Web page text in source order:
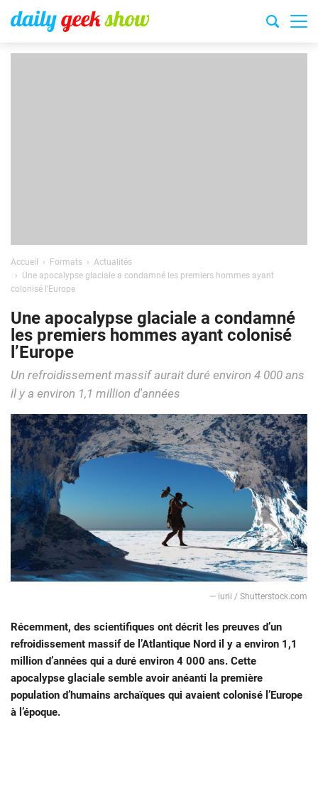
Accueil Formats
Actualités
Une apocalypse glaciale a condamné les premiers hommes ayant
colonisé l’Europe
Une apocalypse glaciale a condamné
les premiers hommes ayant colonisé
l’Europe
Un refroidissement massif aurait duré environ 4 000 ans
il y a environ 1,1 million d'années
— iurii / Shutterstock.com
Récemment, des scientifiques ont décrit les preuves d’un
refroidissement massif de l’Atlantique Nord il y a environ 1,1
million d’années qui a duré environ 4 000 ans. Cette
apocalypse glaciale semble avoir anéanti la première
population d’humains archaïques qui avaient colonisé l’Europe
à l’époque.